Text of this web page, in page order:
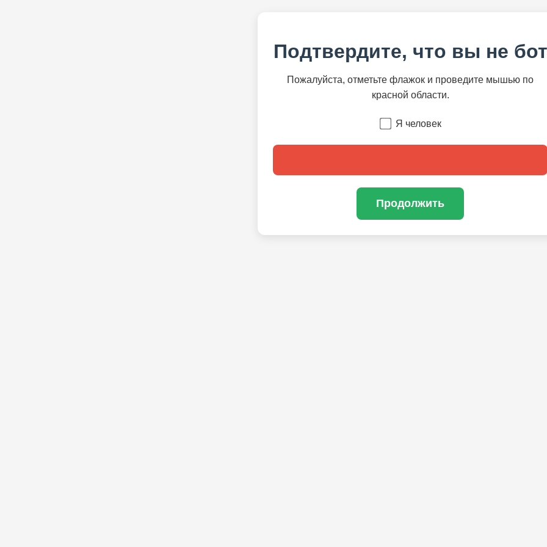
Подтвердите, что вы не бот
Пожалуйста, отметьте флажок и проведите мышью по
красной области.
Я человек
Продолжить